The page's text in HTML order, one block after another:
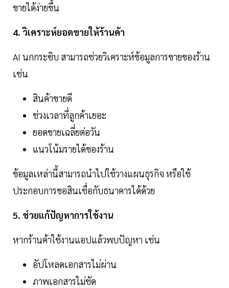
ขายได้ง่ายขึ้น
4. วิเคราะห์ยอดขายให้ร้านค้า
AI นกกระซิบ สามารถช่วยวิเคราะห์ข้อมูลการขายของร้าน
เช่น
สินค้าขายดี
ช่วงเวลาที่ลูกค้าเยอะ
ยอดขายเฉลี่ยต่อวัน
แนวโน้มรายได้ของร้าน
ข้อมูลเหล่านี้สามารถนำไปใช้วางแผนธุรกิจ หรือใช้
ประกอบการขอสินเชื่อกับธนาคารได้ด้วย
5. ช่วยแก้ปัญหาการใช้งาน
หากร้านค้าใช้งานแอปแล้วพบปัญหา เช่น
อัปโหลดเอกสารไม่ผ่าน
ภาพเอกสารไม่ชัด